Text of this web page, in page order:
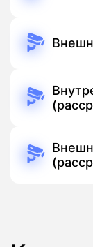
Подписка
Подписка
Подписка